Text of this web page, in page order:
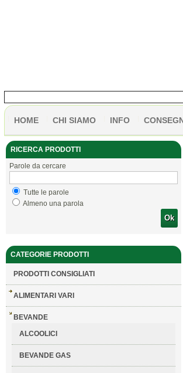
HOME CHI SIAMO INFO
RICERCA PRODOTTI
Parole da cercare
Tutte le parole
Almeno una parola
Ok
CATEGORIE PRODOTTI
PRODOTTI CONSIGLIATI
ALIMENTARI VARI
BEVANDE
ALCOOLICI
BEVANDE GAS